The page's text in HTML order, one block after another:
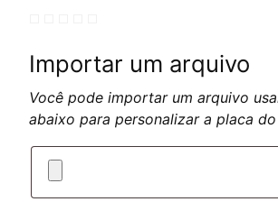
Importar um arquivo
Você pode importar um arquivo
abaixo para personalizar a placa